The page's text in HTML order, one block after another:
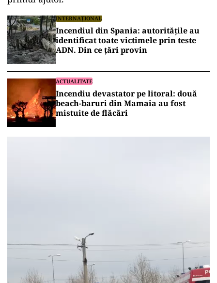
INTERNAȚIONAL
Incendiul din Spania: autoritățile au
identificat toate victimele prin teste
ADN. Din ce țări provin
ACTUALITATE
Incendiu devastator pe litoral: două
beach-baruri din Mamaia au fost
mistuite de flăcări